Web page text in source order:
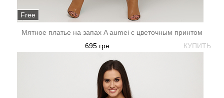
Free
Мятное платье на запах A aumei с цветочным принтом
КУПИТЬ
695 грн.